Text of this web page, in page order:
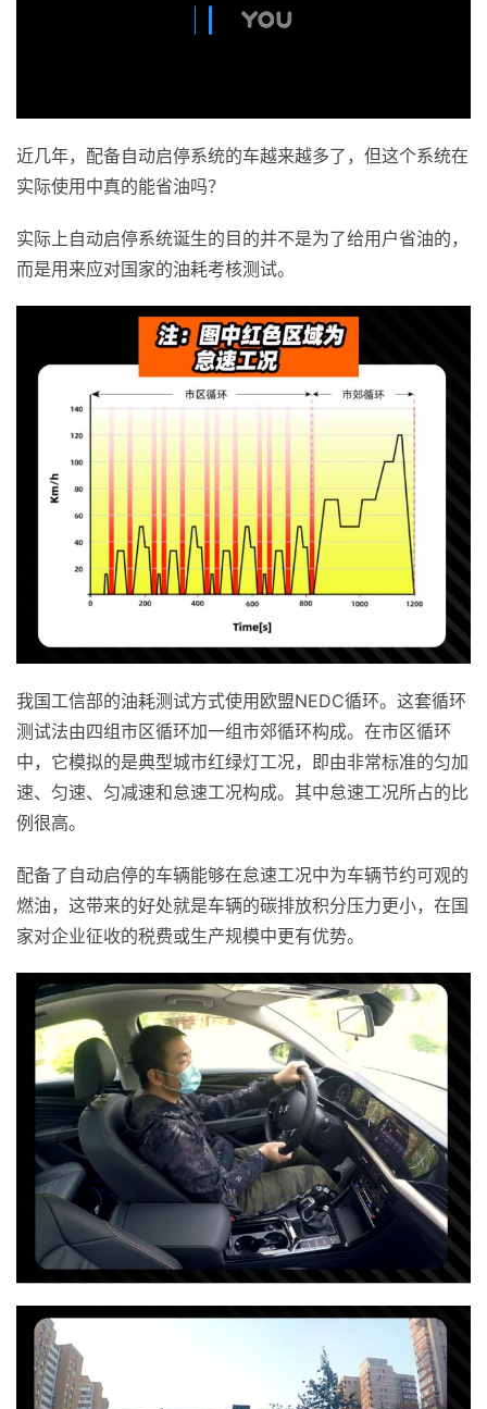
近几年，配备自动启停系统的车越来越多了，但这个系统在
实际使用中真的能省油吗？
实际上自动启停系统诞生的目的并不是为了给用户省油的，
而是用来应对国家的油耗考核测试。
我国工信部的油耗测试方式使用欧盟NEDC循环。这套循环
测试法由四组市区循环加一组市郊循环构成。在市区循环
中，它模拟的是典型城市红绿灯工况，即由非常标准的匀加
速、匀速、匀减速和怠速工况构成。其中怠速工况所占的比
例很高。
配备了自动启停的车辆能够在怠速工况中为车辆节约可观的
燃油，这带来的好处就是车辆的碳排放积分压力更小，在国
家对企业征收的税费或生产规模中更有优势。